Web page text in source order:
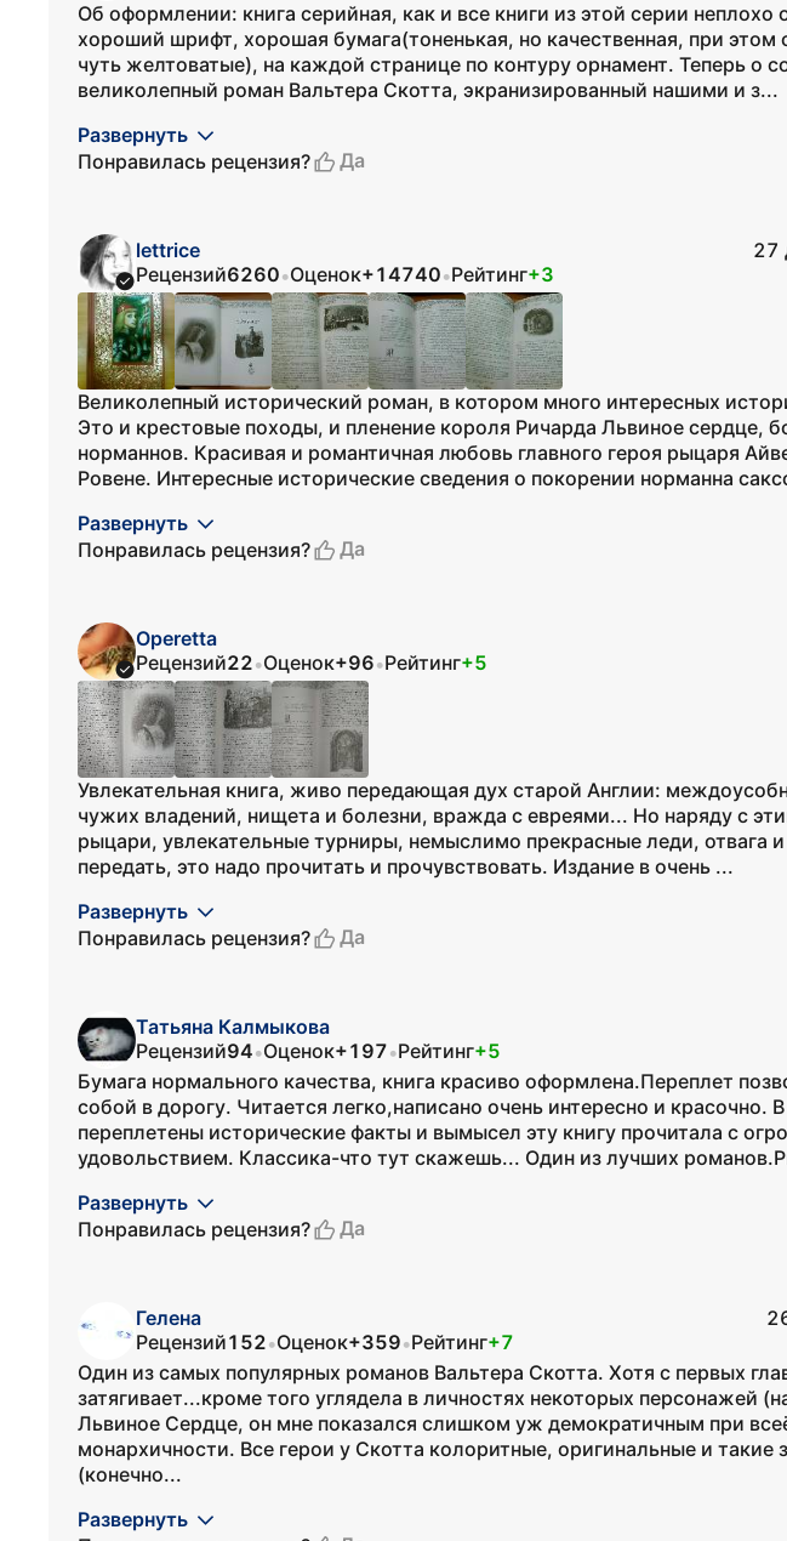
Об оформлении: книга серийная, как и все книги из этой серии неплохо
хороший шрифт, хорошая бумага(тоненькая, но качественная, при этом
чуть желтоватые), на каждой странице по контуру орнамент. Теперь о
великолепный роман Вальтера Скотта, экранизированный нашими и з...
Развернуть
Понравилась рецензия?
Да
lettrice
27
Рецензий6260•Оценок+14740•Рейтинг+3
Великолепный исторический роман, в котором много интересных
Это и крестовые походы, и пленение короля Ричарда Львиное сердце,
норманнов. Красивая и романтичная любовь главного героя рыцаря
Ровене. Интересные исторические сведения о покорении норманна
Развернуть
Понравилась рецензия?
Да
Operetta
Рецензий22•Оценок+96•Рейтинг+5
Увлекательная книга, живо передающая дух старой Англии:
чужих владений, нищета и болезни, вражда с евреями... Но наряду с
рыцари, увлекательные турниры, немыслимо прекрасные леди, отвага
передать, это надо прочитать и прочувствовать. Издание в очень ...
Развернуть
Понравилась рецензия?
Да
Татьяна Калмыкова
Рецензий94•Оценок+197•Рейтинг+5
Бумага нормального качества, книга красиво оформлена.Переплет
собой в дорогу. Читается легко,написано очень интересно и красочно.
переплетены исторические факты и вымысел эту книгу прочитала с
удовольствием. Классика-что тут скажешь... Один из лучших
Развернуть
Понравилась рецензия?
Да
Гелена
Рецензий152•Оценок+359•Рейтинг+7
Один из самых популярных романов Вальтера Скотта. Хотя с первых
затягивает...кроме того углядела в личностях некоторых персонажей
Львиное Сердце, он мне показался слишком уж демократичным при
монархичности. Все герои у Скотта колоритные, оригинальные и такие
(конечно...
Развернуть